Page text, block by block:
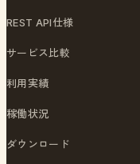
REST API仕様
サービス比較
利用実績
稼働状況
ダウンロード